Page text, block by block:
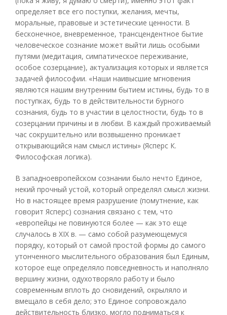
определяет все его поступки, желания, мечты,
моральные, правовые и эстетические ценности. В
бесконечное, вневременное, трансцендентное бытие
человеческое сознание может выйти лишь особыми
путями (медитация, симпатическое переживание,
особое созерцание), актуализация которых и является
задачей философии. «Наши наивысшие мгновения
являются нашим внутренним бытием истины, будь то в
поступках, будь то в действительности бурного
сознания, будь то в участии в целостности, будь то в
созерцании причины и в любви. В каждый проживаемый
час сокрушительно или возвышенно проникает
открывающийся нам смысл истины» (Ясперс К.
Философская логика).
В западноевропейском сознании было нечто Единое,
некий прочный устой, который определял смысл жизни.
Но в настоящее время разрушение (помутнение, как
говорит Ясперс) сознания связано с тем, что
«европейцы не повинуются более — как это еще
случалось в XIX в. — само собой разумеющемуся
порядку, который от самой простой формы до самого
утонченного мыслительного образования был Единым,
которое еще определяло повседневность и наполняло
вершину жизни, одухотворяло работу и было
современным вплоть до сновидений, окрыляло и
вмещало в себя дело; это Единое сопровождало
действительность близко, могло подниматься к